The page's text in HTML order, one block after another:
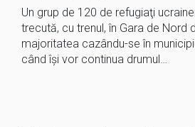
Un grup de 120 de refugiaţi
trecută, cu trenul, în Gara de Nord
majoritatea cazându-se în
când îşi vor continua drumul…